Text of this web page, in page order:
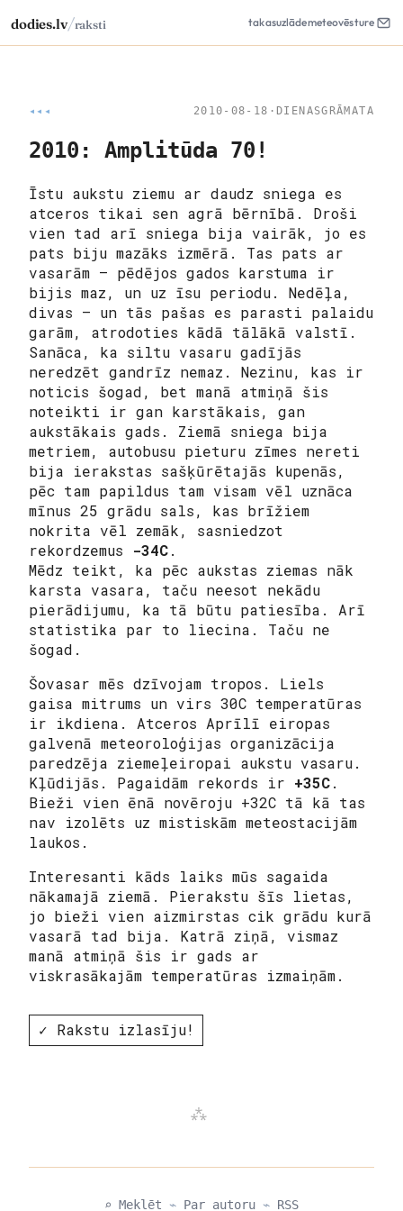
dodies.lv/raksti takasuzlādemeteovēsture
◂◂◂ 2010-08-18 · DIENASGRĀMATA
2010: Amplitūda 70!
Īstu aukstu ziemu ar daudz sniega es
atceros tikai sen agrā bērnībā. Droši
vien tad arī sniega bija vairāk, jo es
pats biju mazāks izmērā. Tas pats ar
vasarām – pēdējos gados karstuma ir
bijis maz, un uz īsu periodu. Nedēļa,
divas – un tās pašas es parasti palaidu
garām, atrodoties kādā tālākā valstī.
Sanāca, ka siltu vasaru gadījās
neredzēt gandrīz nemaz. Nezinu, kas ir
noticis šogad, bet manā atmiņā šis
noteikti ir gan karstākais, gan
aukstākais gads. Ziemā sniega bija
metriem, autobusu pieturu zīmes nereti
bija ierakstas sašķūrētajās kupenās,
pēc tam papildus tam visam vēl uznāca
mīnus 25 grādu sals, kas brīžiem
nokrita vēl zemāk, sasniedzot
rekordzemus -34C.
Mēdz teikt, ka pēc aukstas ziemas nāk
karsta vasara, taču neesot nekādu
pierādijumu, ka tā būtu patiesība. Arī
statistika par to liecina. Taču ne
šogad.
Šovasar mēs dzīvojam tropos. Liels
gaisa mitrums un virs 30C temperatūras
ir ikdiena. Atceros Aprīlī eiropas
galvenā meteoroloģijas organizācija
paredzēja ziemeļeiropai aukstu vasaru.
Kļūdijās. Pagaidām rekords ir +35C.
Bieži vien ēnā novēroju +32C tā kā tas
nav izolēts uz mistiskām meteostacijām
laukos.
Interesanti kāds laiks mūs sagaida
nākamajā ziemā. Pierakstu šīs lietas,
jo bieži vien aizmirstas cik grādu kurā
vasarā tad bija. Katrā ziņā, vismaz
manā atmiņā šis ir gads ar
viskrasākajām temperatūras izmaiņām.
✓ Rakstu izlasīju!
⌕ Meklēt ⌁ Par autoru ⌁ RSS